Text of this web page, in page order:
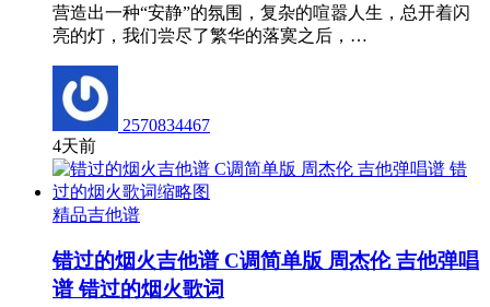
营造出一种“安静”的氛围，复杂的喧嚣人生，总开着闪
亮的灯，我们尝尽了繁华的落寞之后，…
2570834467
4天前
精品吉他谱
错过的烟火吉他谱 C调简单版 周杰伦 吉他弹唱
谱 错过的烟火歌词